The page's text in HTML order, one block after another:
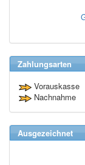
Zahlungsarten
Vorauskasse
Nachnahme
Ausgezeichnet